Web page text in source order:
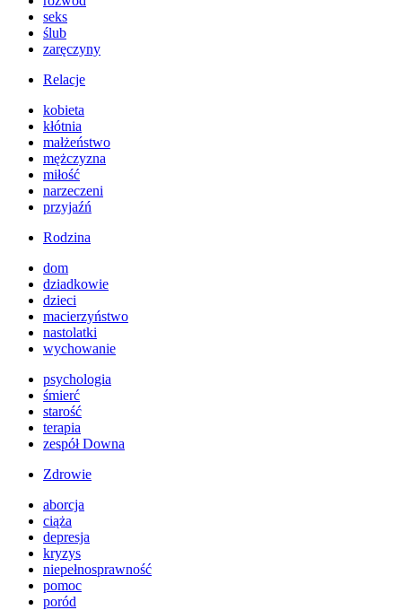
seks
ślub
zaręczyny
Relacje
kobieta
kłótnia
małżeństwo
mężczyzna
miłość
narzeczeni
przyjaźń
Rodzina
dom
dziadkowie
dzieci
macierzyństwo
nastolatki
wychowanie
psychologia
śmierć
starość
terapia
zespół Downa
Zdrowie
aborcja
ciąża
depresja
kryzys
niepełnosprawność
pomoc
poród